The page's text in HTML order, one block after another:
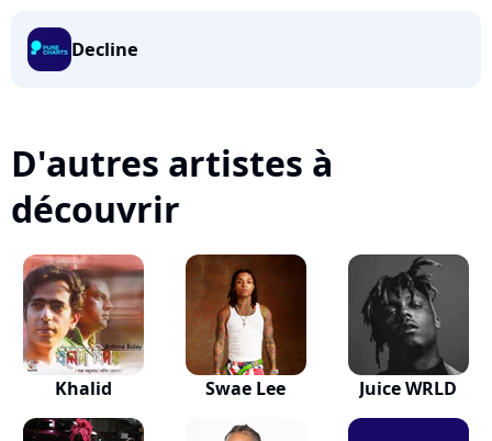
Decline
D'autres artistes à
découvrir
Khalid Swae Lee Juice WRLD